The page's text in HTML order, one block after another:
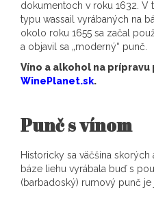
dokumentoch v roku 1632. V
typu wassail vyrábaných na
okolo roku 1655 sa začal
a objavil sa „moderný“ punč.
Víno a alkohol na
WinePlanet.sk.
Punč s vínom
Historicky sa väčšina
báze liehu vyrábala buď s
(barbadoský) rumový punč je